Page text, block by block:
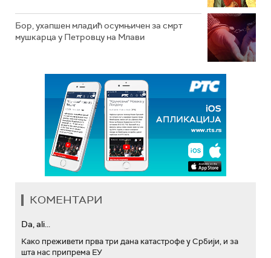
Бор, ухапшен младић осумњичен за смрт
мушкарца у Петровцу на Млави
КОМЕНТАРИ
Da, ali...
Како преживети прва три дана катастрофе у Србији, и за
шта нас припрема ЕУ